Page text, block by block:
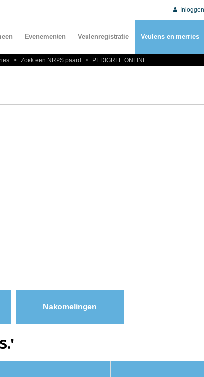
Inloggen
Evenementen Veulenregistratie Veulens en merries
> Zoek een NRPS paard > PEDIGREE ONLINE
Nakomelingen